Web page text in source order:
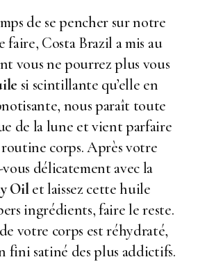
de se pencher sur notre
faire, Costa Brazil a mis au
vous ne pourrez plus vous
si scintillante qu’elle en
nous paraît toute
de la lune et vient parfaire
corps. Après votre
vous délicatement avec la
Oilet laissez cette huile
ingrédients, faire le reste.
votre corps est réhydraté,
fini satiné des plus addictifs.